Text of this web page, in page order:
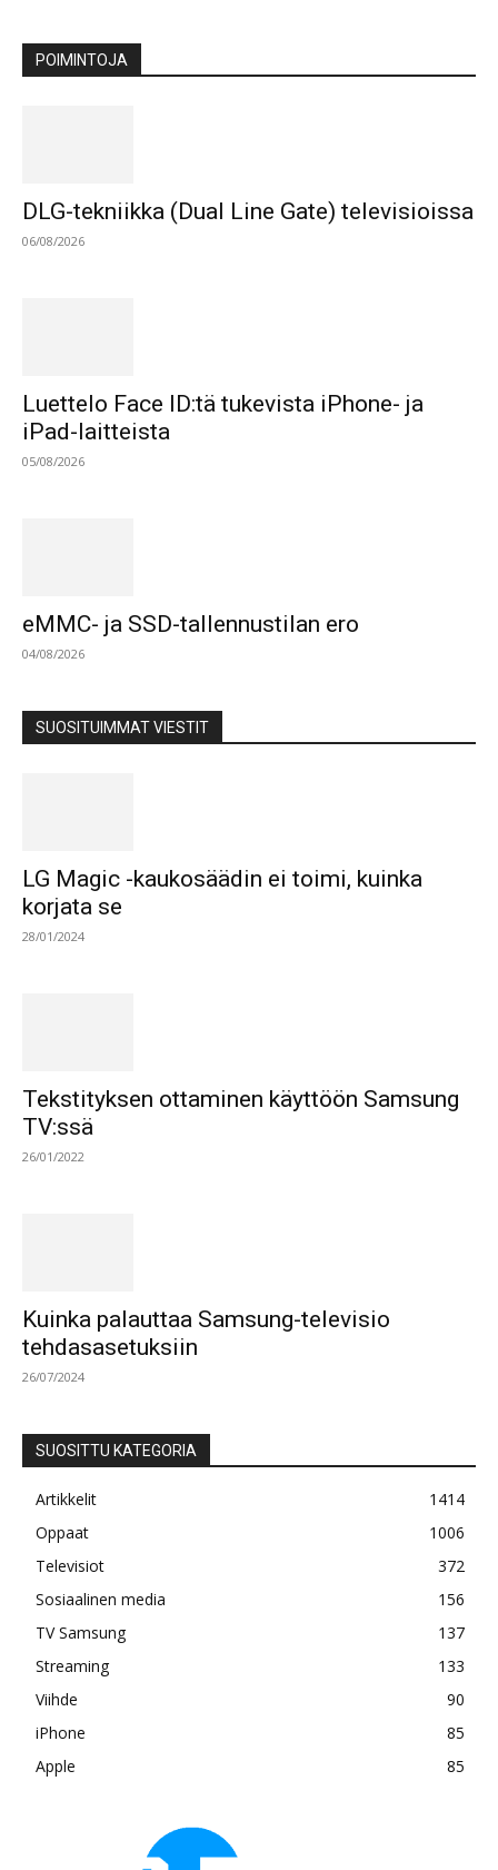
POIMINTOJA
DLG-tekniikka (Dual Line Gate) televisioissa
06/08/2026
Luettelo Face ID:tä tukevista iPhone- ja
iPad-laitteista
05/08/2026
eMMC- ja SSD-tallennustilan ero
04/08/2026
SUOSITUIMMAT VIESTIT
LG Magic -kaukosäädin ei toimi, kuinka
korjata se
28/01/2024
Tekstityksen ottaminen käyttöön Samsung
TV:ssä
26/01/2022
Kuinka palauttaa Samsung-televisio
tehdasasetuksiin
26/07/2024
SUOSITTU KATEGORIA
Artikkelit
1414
Oppaat
1006
Televisiot
372
Sosiaalinen media
156
TV Samsung
137
Streaming
133
Viihde
90
iPhone
85
Apple
85